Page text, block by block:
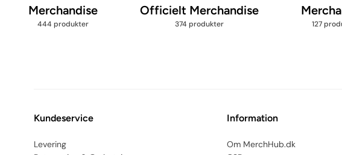
Merchandise
444 produkter
Officielt Merchandise
374 produkter 127
Kundeservice
Levering
Information
Om MerchHub.dk